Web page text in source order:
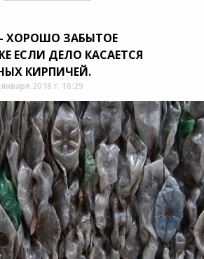
ХОРОШО ЗАБЫТОЕ
ЕСЛИ ДЕЛО КАСАЕТСЯ
КИРПИЧЕЙ.
2018 г. 16:29